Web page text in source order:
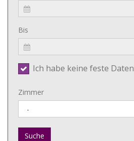
Bis
Ich habe keine feste Daten
Zimmer
Suche